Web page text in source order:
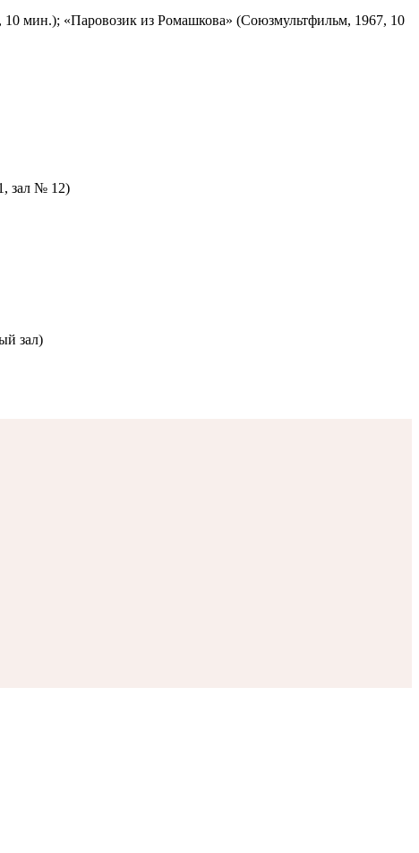
мин.); «Паровозик из Ромашкова» (Союзмультфильм, 1967, 10
зал № 12)
зал)